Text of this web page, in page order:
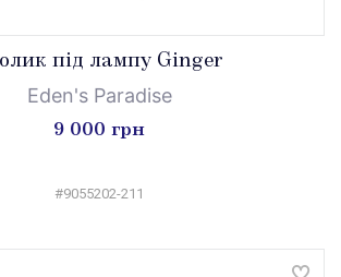
під лампу Ginger
Eden's Paradise
9 000 грн
#9055202-211